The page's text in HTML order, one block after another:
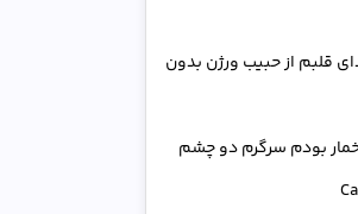
قلبم از حبیب ورژن بدون
ﺑﻮدم ﺳﺮﮔﺮم دو ﭼﺸﻢ